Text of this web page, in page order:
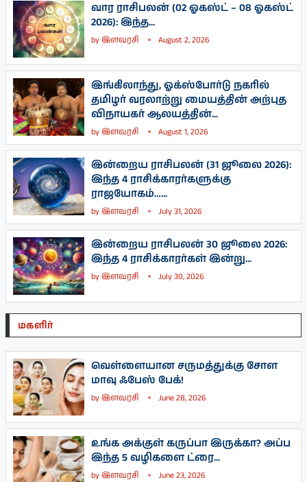
வார ராசிபலன் (02 ஓகஸ்ட் – 08 ஓகஸ்ட்
2026): இந்த...
byஇளவரசி August 2, 2026
இங்கிலாந்து, ஓக்ஸ்போர்டு நகரில்
தமிழர் வரலாற்று மையத்தின் அற்புத
விநாயகர் ஆலயத்தின்...
byஇளவரசி August 1, 2026
இன்றைய ராசிபலன் (31 ஜூலை 2026):
இந்த 4 ராசிக்காரர்களுக்கு
ராஜயோகம்…...
byஇளவரசி July 31, 2026
இன்றைய ராசிபலன் 30 ஜூலை 2026:
இந்த 4 ராசிக்காரர்கள் இன்று...
byஇளவரசி July 30, 2026
மகளிர்
வெள்ளையான சருமத்துக்கு சோள
மாவு ஃபேஸ் பேக்!
byஇளவரசி June 28, 2026
உங்க அக்குள் கருப்பா இருக்கா? அப்ப
இந்த 5 வழிகளை ட்ரை...
byஇளவரசி June 23, 2026